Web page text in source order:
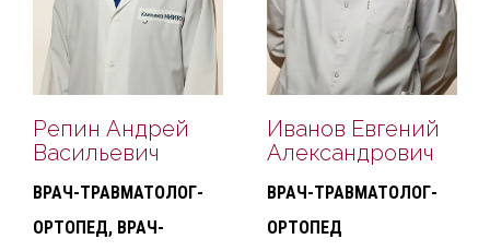
Репин Андрей
Васильевич
ВРАЧ-ТРАВМАТОЛОГ-
ОРТОПЕД, ВРАЧ-
Иванов Евгений
Александрович
ВРАЧ-ТРАВМАТОЛОГ-
ОРТОПЕД